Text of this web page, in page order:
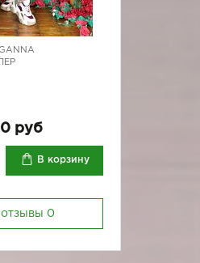
руб
В корзину
отзывы 0